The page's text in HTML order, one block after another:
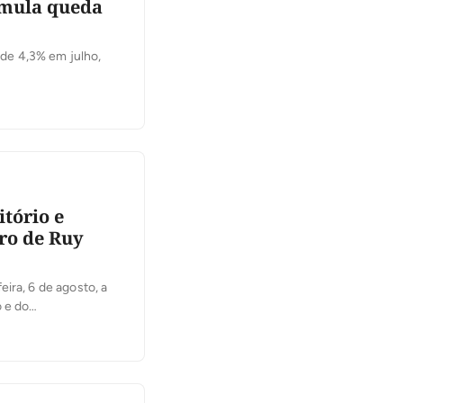
queda
4,3% em julho,
e
de Ruy
6 de agosto, a
e do